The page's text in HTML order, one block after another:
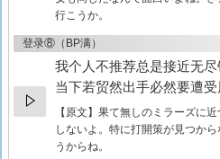
行こうか。
登录⑧（BP满）
我个人不推荐总是接近无
当下若贸然出手必然要遭受
【原文】 果て無しのミラーズに
しないよ。特に打開策が見つか
うからね。